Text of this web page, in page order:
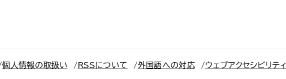
個人情報の取扱い RSSについて 外国語への対応 ウェブアクセシビリティ